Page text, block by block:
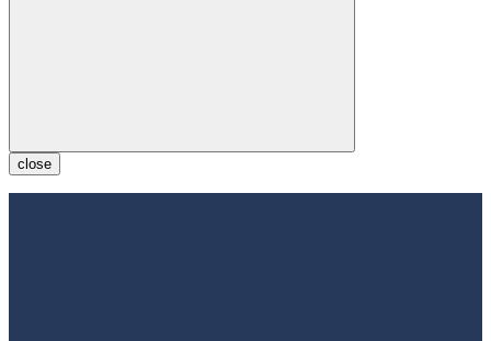
close